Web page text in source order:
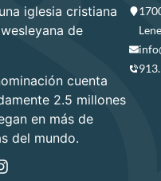
iglesia cristiana
de
cuenta
2.5 millones
en más de
del mundo.